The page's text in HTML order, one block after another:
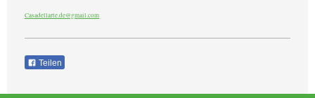
Casadellarte.de@gmail.com
Teilen